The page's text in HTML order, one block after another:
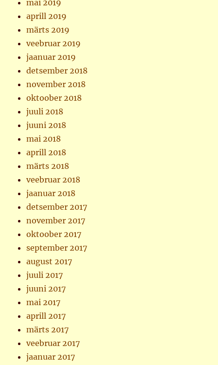
mai 2019
aprill 2019
märts 2019
veebruar 2019
jaanuar 2019
detsember 2018
november 2018
oktoober 2018
juuli 2018
juuni 2018
mai 2018
aprill 2018
märts 2018
veebruar 2018
jaanuar 2018
detsember 2017
november 2017
oktoober 2017
september 2017
august 2017
juuli 2017
juuni 2017
mai 2017
aprill 2017
märts 2017
veebruar 2017
jaanuar 2017